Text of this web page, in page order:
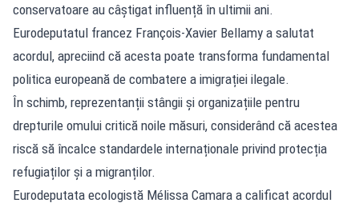
conservatoare au câștigat influență în ultimii ani.
Eurodeputatul francez François-Xavier Bellamy a salutat
acordul, apreciind că acesta poate transforma fundamental
politica europeană de combatere a imigrației ilegale.
În schimb, reprezentanții stângii și organizațiile pentru
drepturile omului critică noile măsuri, considerând că acestea
riscă să încalce standardele internaționale privind protecția
refugiaților și a migranților.
Eurodeputata ecologistă Mélissa Camara a calificat acordul